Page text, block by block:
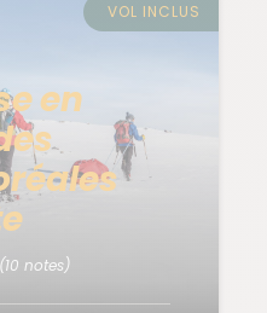
en
(10 notes)
VOL INCLUS